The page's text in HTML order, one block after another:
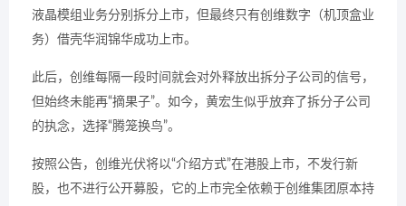
液晶模组业务分别拆分上市，但最终只有创维数字（机顶盒业
务）借壳华润锦华成功上市。
此后，创维每隔一段时间就会对外释放出拆分子公司的信号，
但始终未能再“摘果子”。如今，黄宏生似乎放弃了拆分子公司
的执念，选择“腾笼换鸟”。
按照公告，创维光伏将以“介绍方式”在港股上市，不发行新
股，也不进行公开募股，它的上市完全依赖于创维集团原本持